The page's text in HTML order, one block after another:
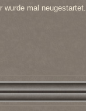
wurde mal neugestartet.